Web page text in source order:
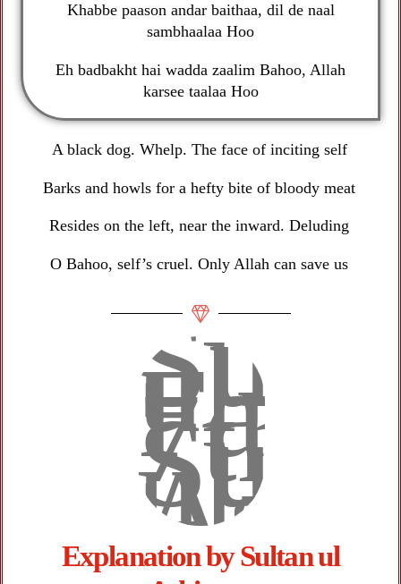
Khabbe paason andar baithaa, dil de naal
sambhaalaa Hoo
Eh badbakht hai wadda zaalim Bahoo, Allah
karsee taalaa Hoo
A black dog. Whelp. The face of inciting self
Barks and howls for a hefty bite of bloody meat
Resides on the left, near the inward. Deluding
O Bahoo, self’s cruel. Only Allah can save us
Explanation by Sultan ul